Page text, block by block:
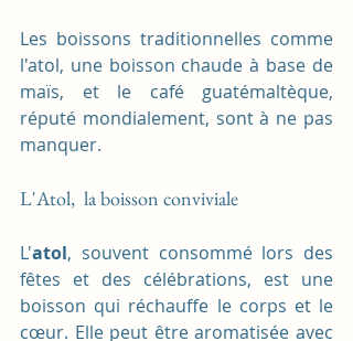
Les boissons traditionnelles comme
l'atol, une boisson chaude à base de
maïs, et le café guatémaltèque,
réputé mondialement, sont à ne pas
manquer.
L'Atol,  la boisson conviviale
L'atol, souvent consommé lors des
fêtes et des célébrations, est une
boisson qui réchauffe le corps et le
cœur. Elle peut être aromatisée avec